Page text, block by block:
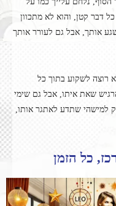
דבר קטן, והוא לא מתכוון
אותך, אבל גם לעורר אותך
רוצה לשקוע בתוך כל
שאת איתו, אבל גם שימי
למישהי שתדע לאתגר אותו,
כל הזמן